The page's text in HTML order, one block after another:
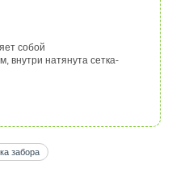
собой
внутри натянута сетка-
забора